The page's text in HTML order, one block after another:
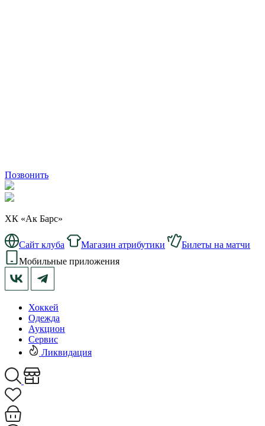
Позвонить
ХК «Ак Барс»
Сайт клуба Магазин атрибутики
Билеты на матчи
Мобильные приложения
Хоккей
Одежда
Аукцион
Сервис
Ликвидация